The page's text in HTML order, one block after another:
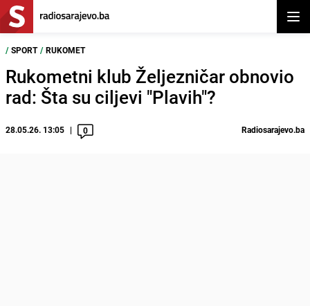
/ SPORT / RUKOMET
Rukometni klub Željezničar obnovio
rad: Šta su ciljevi "Plavih"?
28.05.26. 13:05 0 Radiosarajevo.ba